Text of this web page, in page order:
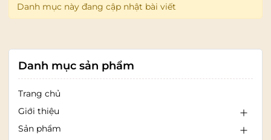
Danh mục này đang cập nhật bài viết
Danh mục sản phẩm
Trang chủ
Giới thiệu
Sản phẩm